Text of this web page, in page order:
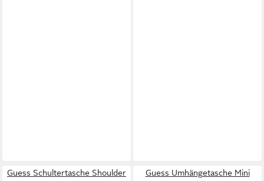
Guess Schultertasche Shoulder
Guess Umhängetasche Mini